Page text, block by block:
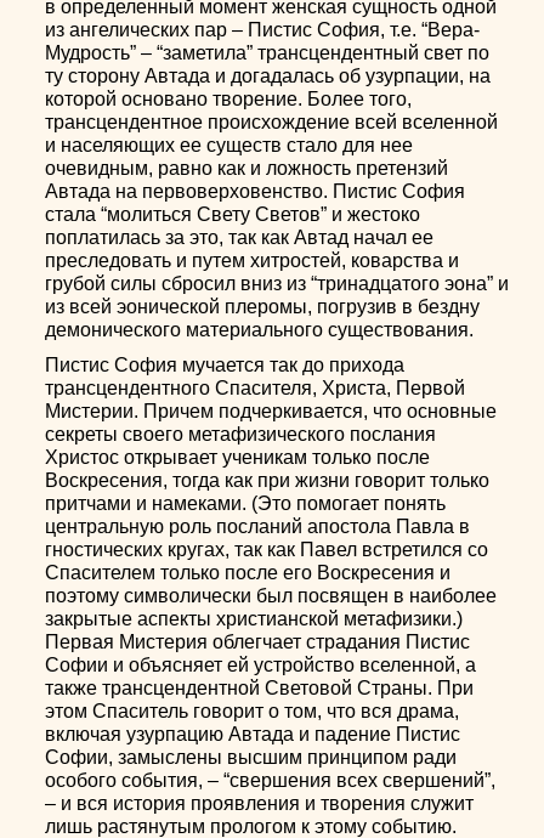
в определенный момент женская сущность одной
из ангелических пар – Пистис София, т.е. “Вера-
Мудрость” – “заметила” трансцендентный свет по
ту сторону Автада и догадалась об узурпации, на
которой основано творение. Более того,
трансцендентное происхождение всей вселенной
и населяющих ее существ стало для нее
очевидным, равно как и ложность претензий
Автада на первоверховенство. Пистис София
стала “молиться Свету Светов” и жестоко
поплатилась за это, так как Автад начал ее
преследовать и путем хитростей, коварства и
грубой силы сбросил вниз из “тринадцатого эона” и
из всей эонической плеромы, погрузив в бездну
демонического материального существования.
Пистис София мучается так до прихода
трансцендентного Спасителя, Христа, Первой
Мистерии. Причем подчеркивается, что основные
секреты своего метафизического послания
Христос открывает ученикам только после
Воскресения, тогда как при жизни говорит только
притчами и намеками. (Это помогает понять
центральную роль посланий апостола Павла в
гностических кругах, так как Павел встретился со
Спасителем только после его Воскресения и
поэтому символически был посвящен в наиболее
закрытые аспекты христианской метафизики.)
Первая Мистерия облегчает страдания Пистис
Софии и объясняет ей устройство вселенной, а
также трансцендентной Световой Страны. При
этом Спаситель говорит о том, что вся драма,
включая узурпацию Автада и падение Пистис
Софии, замыслены высшим принципом ради
особого события, – “свершения всех свершений”,
– и вся история проявления и творения служит
лишь растянутым прологом к этому событию.